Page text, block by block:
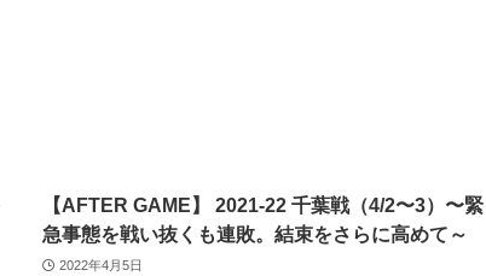
【AFTER GAME】 2021-22 千葉戦（4/2〜3）〜緊
急事態を戦い抜くも連敗。結束をさらに高めて～
2022年4月5日